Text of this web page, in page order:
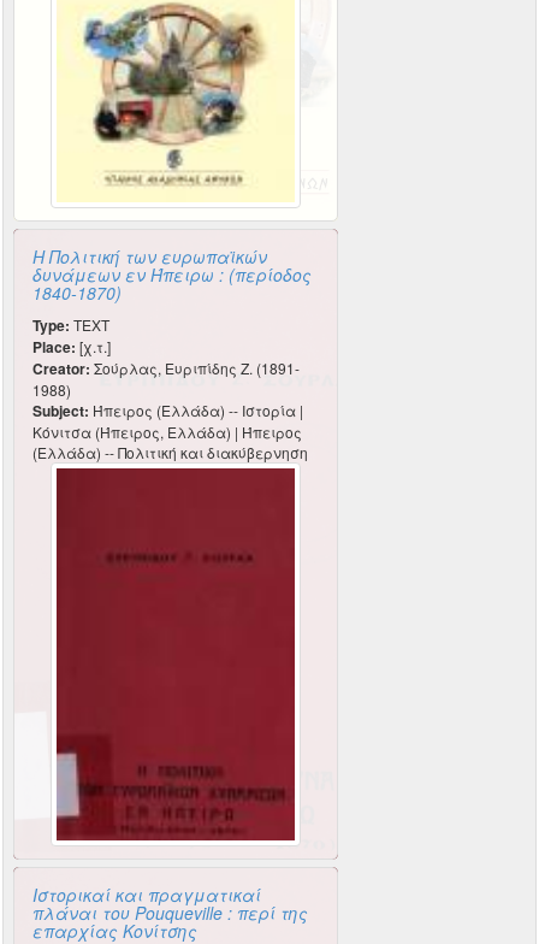
Η Πολιτική των ευρωπαϊκών
δυνάμεων εν Ήπειρω : (περίοδος
1840-1870)
Type: TEXT
Place: [χ.τ.]
Creator: Σούρλας, Ευριπίδης Ζ. (1891-
1988)
Subject: Ήπειρος (Ελλάδα) -- Ιστορία |
Κόνιτσα (Ήπειρος, Ελλάδα) | Ήπειρος
(Ελλάδα) -- Πολιτική και διακύβερνηση
Ιστορικαί και πραγματικαί
πλάναι του Pouqueville : περί της
επαρχίας Κονίτσης